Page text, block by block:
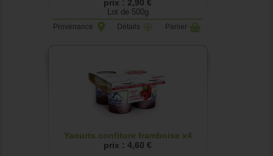
prix : 2,90 €
Lot de 500g
Provenance Détails Panier
Yaourts confiture framboise x4
prix : 4,60 €